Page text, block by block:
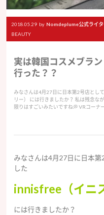
2018.05.29 by Nomdeplume公式ライタ
BEAUTY
実は韓国コスメブラン
行った？？
みなさんは4月27日に日本第2号店とし
リー） には行きましたか？ 私は残念な
限りはすごいみたいですね💭 VRコーナ
みなさんは4月27日に日本
した
innisfree（イニ
には行きましたか？